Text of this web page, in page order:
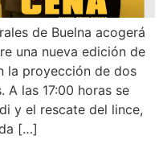
de Buelna acogerá
una nueva edición de
la proyección de dos
las 17:00 horas se
y el rescate del lince,
[…]